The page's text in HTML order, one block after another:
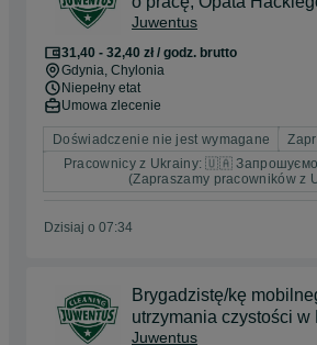
Juwentus
31,40 - 32,40 zł / godz. brutto
Gdynia, Chylonia
Niepełny etat
Umowa zlecenie
Doświadczenie nie jest wymagane
Pracownicy z Ukrainy: 🇺🇦 Запрошуємо
(Zapraszamy pracowników z
Dzisiaj o 07:34
Brygadzistę/kę
utrzymania czystości w
okolicach
Juwentus